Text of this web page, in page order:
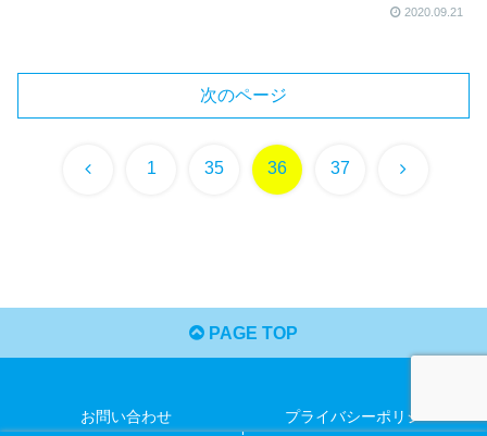
2020.09.21
次のページ
前 1 35 36 37 次
PAGE TOP
お問い合わせ プライバシーポリシー